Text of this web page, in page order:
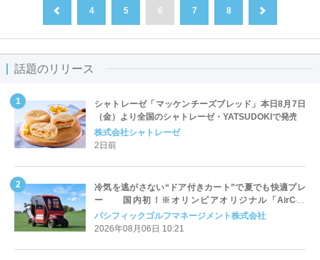
4 5 6 7 8
話題のリリース
シャトレーゼ「マッケンチーズブレッド」本日8月7日
（金）より全国のシャトレーゼ・YATSUDOKIで発売
株式会社シャトレーゼ
2日前
冷気を逃がさない“ドア付きカート”で夏でも快適プレ
ー 国内初！※オリンピアオリジナル「AirCon
Cart（エアコンカート）」導入 | ＰＧＭ
パシフィックゴルフマネージメント株式会社
2026年08月06日 10:21